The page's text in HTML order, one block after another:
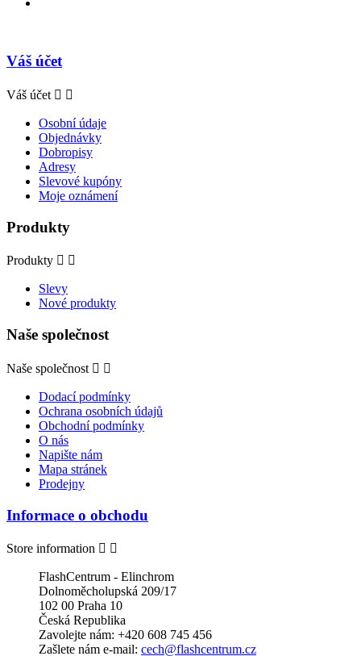
Váš účet
Váš účet  
Osobní údaje
Objednávky
Dobropisy
Adresy
Slevové kupóny
Moje oznámení
Produkty
Produkty  
Slevy
Nové produkty
Naše společnost
Naše společnost  
Dodací podmínky
Ochrana osobních údajů
Obchodní podmínky
O nás
Napište nám
Mapa stránek
Prodejny
Informace o obchodu
Store information  
FlashCentrum - Elinchrom
Dolnoměcholupská 209/17
102 00 Praha 10
Česká Republika
Zavolejte nám: +420 608 745 456
Zašlete nám e-mail: cech@flashcentrum.cz